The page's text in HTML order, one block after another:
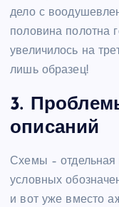
дело с
половина полотна
увеличилось на
лишь образец!
3.
описаний
Схемы – отдельная
условных
и вот уже вместо